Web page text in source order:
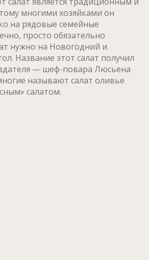
многими хозяйками он
на рядовые семейные
просто обязательно
нужно на Новогодний и
Название этот салат получил
— шеф-повара Люсьена
называют салат оливье
салатом.